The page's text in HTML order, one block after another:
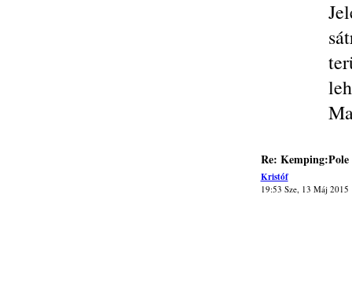
Re: Kemping:Pole
Kristóf
19:53 Sze, 13 Máj 2015